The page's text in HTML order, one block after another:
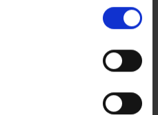
tout moment en
aux cookies ou en
sur votre localisation
établissement par le patron.